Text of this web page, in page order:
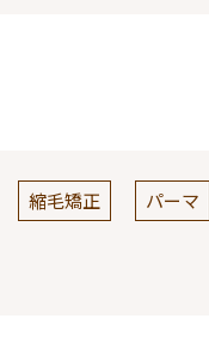
縮毛矯正 パーマ